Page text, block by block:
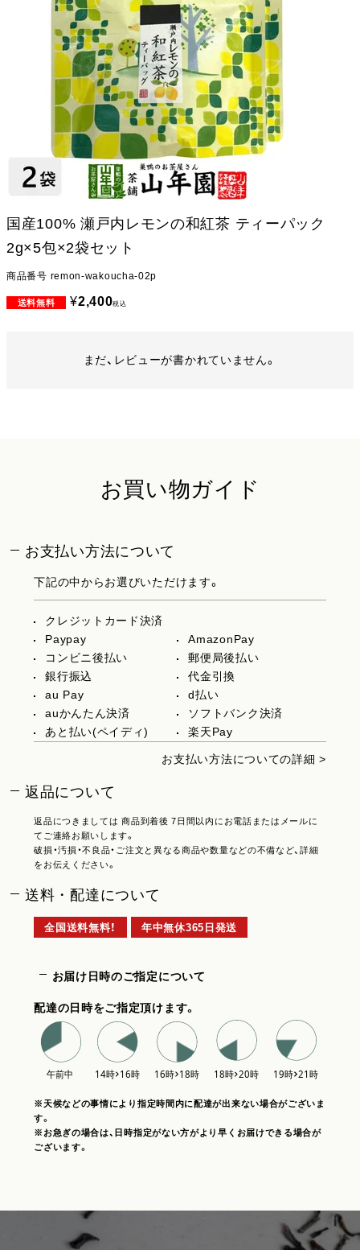
国産100% 瀬戸内レモンの和紅茶 ティーパック
2g×5包×2袋セット
商品番号 remon-wakoucha-02p
¥2,400税込
まだ、レビューが書かれていません。
お買い物ガイド
お支払い方法について
下記の中からお選びいただけます。
クレジットカード決済
Paypay
AmazonPay
コンビニ後払い
郵便局後払い
銀行振込
代金引換
au Pay
d払い
auかんたん決済
ソフトバンク決済
あと払い(ペイディ)
楽天Pay
お支払い方法についての詳細 >
返品について
返品につきましては 商品到着後 7日間以内にお電話またはメールに
てご連絡お願いします。
破損・汚損・不良品・ご注文と異なる商品や数量などの不備など、詳細
をお伝えください。
送料・配達について
全国送料無料！ 年中無休365日発送
お届け日時のご指定について
配達の日時をご指定頂けます。
※天候などの事情により指定時間内に配達が出来ない場合がございま
す。
※お急ぎの場合は、日時指定がない方がより早くお届けできる場合が
ございます。